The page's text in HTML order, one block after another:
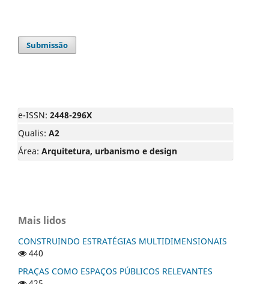
Submissão
e-ISSN: 2448-296X
Qualis: A2
Área: Arquitetura, urbanismo e design
Mais lidos
CONSTRUINDO ESTRATÉGIAS MULTIDIMENSIONAIS
440
PRAÇAS COMO ESPAÇOS PÚBLICOS RELEVANTES